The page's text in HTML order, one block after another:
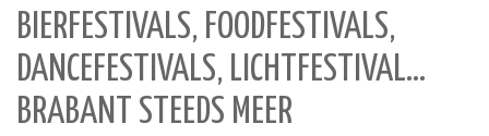
BIERFESTIVALS, FOODFESTIVALS,
DANCEFESTIVALS, LICHTFESTIVAL…
BRABANT STEEDS MEER